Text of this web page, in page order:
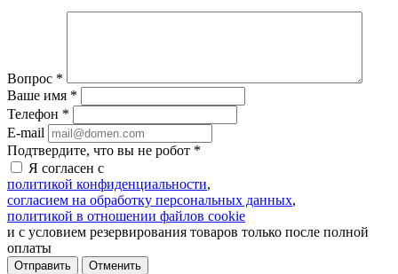
Вопрос *
Ваше имя *
Телефон *
E-mail
Подтвердите, что вы не робот *
Я согласен с
политикой конфиденциальности,
согласием на обработку персональных данных,
политикой в отношении файлов cookie
и с условием резервирования товаров только после полной
оплаты
Отменить